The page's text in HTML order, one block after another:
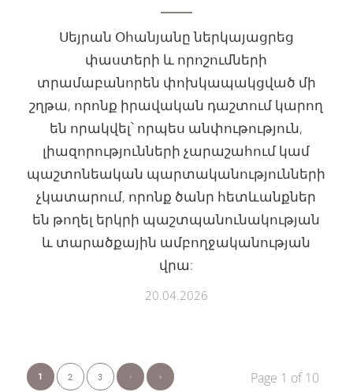
Սեյրան Օհանյանը ներկայացրեց
փաստերի և որոշումների
տրամաբանորեն փոխկապակցված մի
շղթա, որոնք իրավական դաշտում կարող
են որակվել՝ որպես անփութություն,
լիազորությունների չարաշահում կամ
պաշտոնեական պարտականությունների
չկատարում, որոնք ծանր հետևանքներ
են թողել երկրի պաշտպանունակության
և տարածքային ամբողջականության
վրա:
20.04.2026
Page 1 of 10
1 2 3 › »